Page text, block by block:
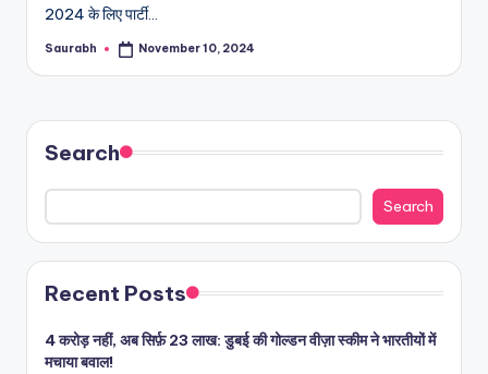
2024 के लिए पार्टी…
Posted
Saurabh November 10, 2024
Search
Search
Recent Posts
4 करोड़ नहीं, अब सिर्फ़ 23 लाख: डुबई की गोल्डन वीज़ा स्कीम ने भारतीयों में
मचाया बवाल!